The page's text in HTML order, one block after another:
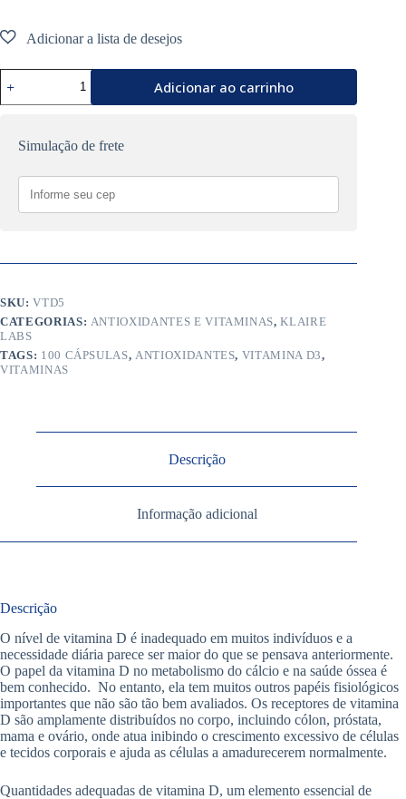
D3
(5,000
100
quantidade
Adicionar ao carrinho
Simulação de frete
SKU:VTD5
CATEGORIAS: ANTIOXIDANTES E VITAMINAS,KLAIRE
LABS
TAGS: 100 CÁPSULAS, ANTIOXIDANTES, VITAMINA D3,
VITAMINAS
Descrição
Informação adicional
Descrição
O nível de vitamina D é inadequado em muitos indivíduos e a
necessidade diária parece ser maior do que se pensava anteriormente.
O papel da vitamina D no metabolismo do cálcio e na saúde óssea é
bem conhecido. No entanto, ela tem muitos outros papéis fisiológicos
importantes que não são tão bem avaliados. Os receptores de vitamina
D são amplamente distribuídos no corpo, incluindo cólon, próstata,
mama e ovário, onde atua inibindo o crescimento excessivo de células
e tecidos corporais e ajuda as células a amadurecerem normalmente.
Quantidades adequadas de vitamina D, um elemento essencial de